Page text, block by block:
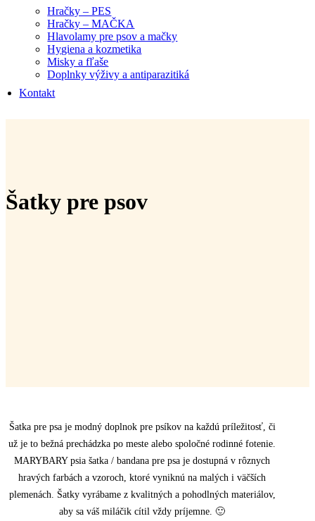
Hračky – PES
Hračky – MAČKA
Hlavolamy pre psov a mačky
Hygiena a kozmetika
Misky a fľaše
Doplnky výživy a antiparazitiká
Kontakt
Šatky pre psov
Šatka pre psa je modný doplnok pre psíkov na každú príležitosť, či
už je to bežná prechádzka po meste alebo spoločné rodinné fotenie.
MARYBARY psia šatka / bandana pre psa je dostupná v rôznych
hravých farbách a vzoroch, ktoré vyniknú na malých i väčších
plemenách. Šatky vyrábame z kvalitných a pohodlných materiálov,
aby sa váš miláčik cítil vždy príjemne. 🙂